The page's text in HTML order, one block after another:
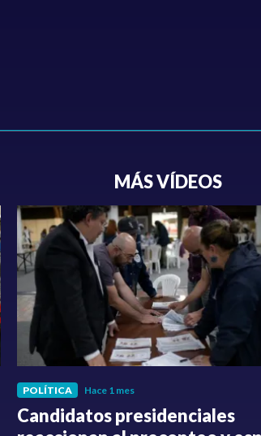
MÁS VÍDEOS
POLÍTICA Hace 1 mes
Candidatos presidenciales